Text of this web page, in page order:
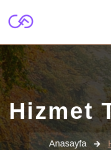
Hizmet
Anasayfa